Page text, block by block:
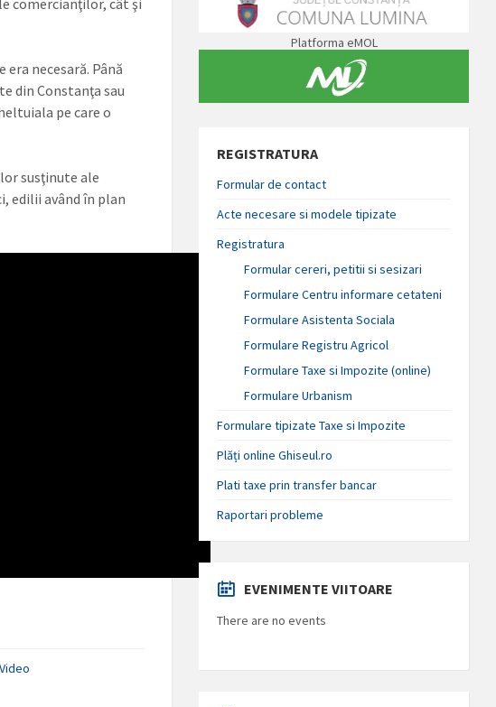
comercianţilor, cât şi
necesară. Până
din Constanţa sau
pe care o
susţinute ale
edilii având în plan
Video
Platforma eMOL
REGISTRATURA
Formular de contact
Acte necesare si modele tipizate
Registratura
Formular cereri, petitii si sesizari
Formulare Centru informare cetateni
Formulare Asistenta Sociala
Formulare Registru Agricol
Formulare Taxe si Impozite (online)
Formulare Urbanism
Formulare tipizate Taxe si Impozite
Plăți online Ghiseul.ro
Plati taxe prin transfer bancar
Raportari probleme
EVENIMENTE VIITOARE
There are no events